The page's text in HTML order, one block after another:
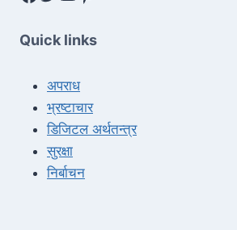
Quick links
अपराध
भ्रष्टाचार
डिजिटल अर्थतन्त्र
सुरक्षा
निर्बाचन